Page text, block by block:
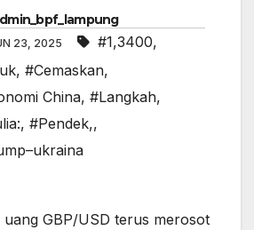
23, 2025 #1,3400,
, #Cemaskan,
China, #Langkah,
, #Pendek,,
uang GBP/USD terus merosot